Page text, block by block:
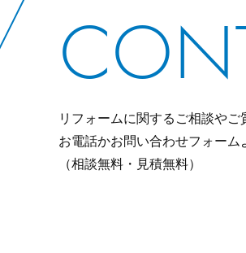
リフォームに関するご相談やご
お電話かお問い合わせフォーム
（相談無料・見積無料）